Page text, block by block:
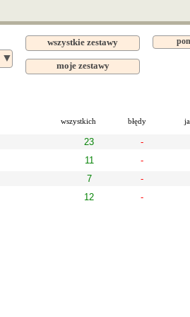
▼
wszystkie zestawy
moje zestawy
wszystkich błędy
23 -
11 -
7 -
12 -